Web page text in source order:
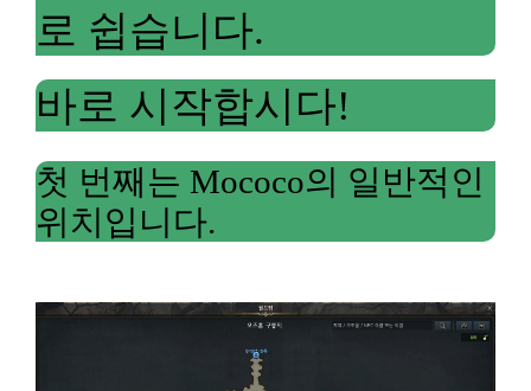
로 쉽습니다.
바로 시작합시다!
첫 번째는 Mococo의 일반적인
위치입니다.